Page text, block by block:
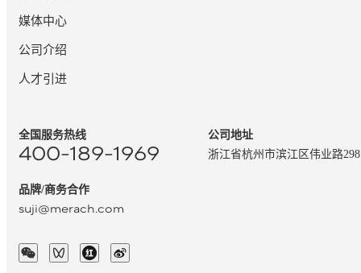
媒体中心
公司介绍
人才引进
全国服务热线
400-189-1969
品牌/商务合作
suji@merach.com
公司地址
浙江省杭州市滨江区伟业路